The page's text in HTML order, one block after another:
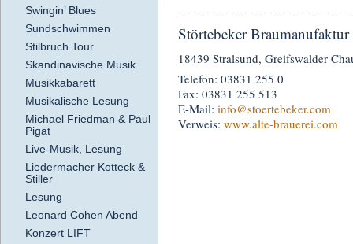
Swingin’ Blues
Sundschwimmen
Stilbruch Tour
Skandinavische Musik
Musikkabarett
Musikalische Lesung
Michael Friedman & Paul
Pigat
Live-Musik, Lesung
Liedermacher Kotteck &
Stiller
Lesung
Leonard Cohen Abend
Konzert LIFT
Störtebeker
18439 Stralsund, Greifswalder
Telefon: 03831 255 0
Fax: 03831 255 513
E-Mail: info@stoertebeker.com
Verweis: www.alte-brauerei.com